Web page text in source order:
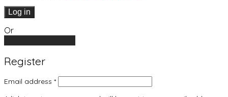
Log in
Or
Register
Email address *